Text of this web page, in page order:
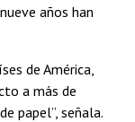
años han
de América,
a más de
papel”, señala.